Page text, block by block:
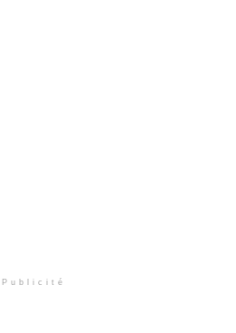
Publicité